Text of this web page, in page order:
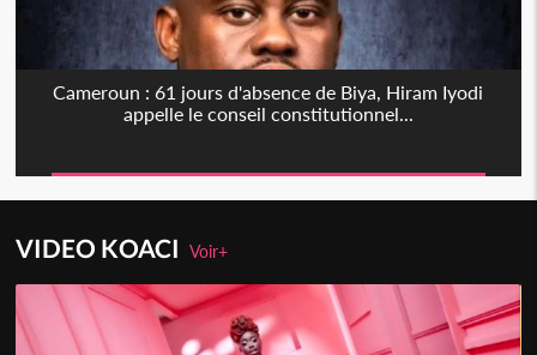
Cameroun : 61 jours d'absence de Biya, Hiram Iyodi
appelle le conseil constitutionnel...
VIDEO KOACIVoir+